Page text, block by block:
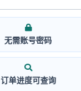
无需账号密码
订单进度可查询